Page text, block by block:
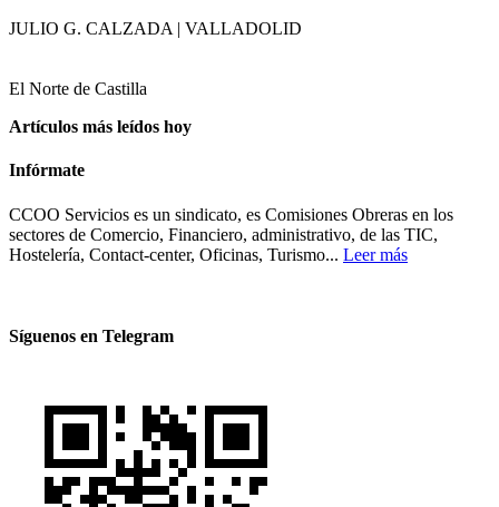
JULIO G. CALZADA | VALLADOLID
El Norte de Castilla
Artículos más leídos hoy
Infórmate
CCOO Servicios es un sindicato, es Comisiones Obreras en los
sectores de Comercio, Financiero, administrativo, de las TIC,
Hostelería, Contact-center, Oficinas, Turismo... Leer más
Síguenos en Telegram